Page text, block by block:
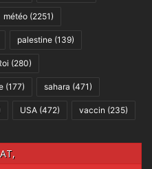
météo (2251)
palestine (139)
(280)
(177) sahara (471)
USA (472) vaccin (235)